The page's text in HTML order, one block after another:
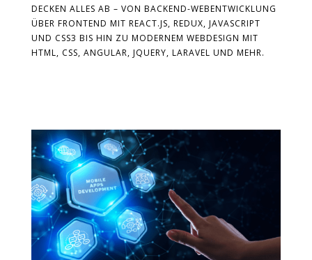
DECKEN ALLES AB – VON BACKEND-WEBENTWICKLUNG
ÜBER FRONTEND MIT REACT.JS, REDUX, JAVASCRIPT
UND CSS3 BIS HIN ZU MODERNEM WEBDESIGN MIT
HTML, CSS, ANGULAR, JQUERY, LARAVEL UND MEHR.